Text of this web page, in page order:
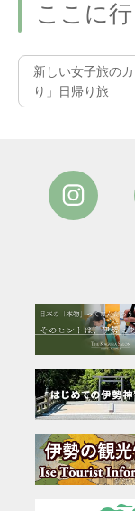
ここに
新しい女子旅の
り」日帰り旅